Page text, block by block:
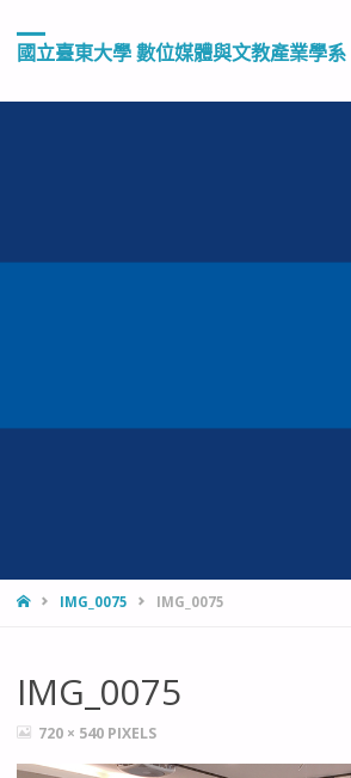
國立臺東大學 數位媒體與文教產業學系
HOMEIMG_0075 IMG_0075
IMG_0075
FULL720 × 540 PIXELS